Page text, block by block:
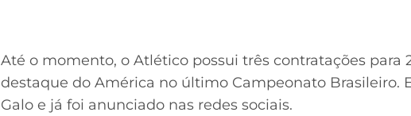
Até o momento, o Atlético possui três contratações para
destaque do América no último Campeonato Brasileiro.
Galo e já foi anunciado nas redes sociais.